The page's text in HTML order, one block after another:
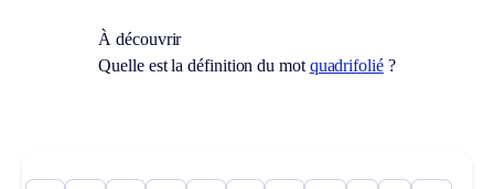
À découvrir
Quelle est la définition du mot quadrifolié?